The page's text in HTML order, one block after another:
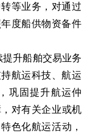
等业务，对通过
度船供物资备件
提升船舶交易业务
航运科技、航运
， 巩固提升航运仲
，对有关企业或机
色化航运活动，